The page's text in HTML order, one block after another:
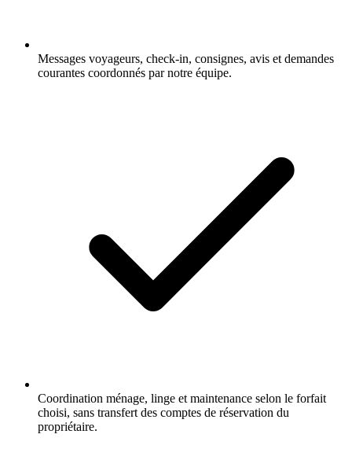
Messages voyageurs, check-in, consignes, avis et demandes
courantes coordonnés par notre équipe.
Coordination ménage, linge et maintenance selon le forfait
choisi, sans transfert des comptes de réservation du
propriétaire.